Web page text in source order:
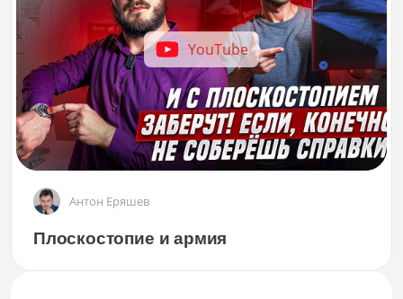
YouTube
Антон Еряшев
Плоскостопие и армия